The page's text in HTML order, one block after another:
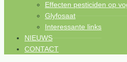
Effecten pesticiden op
Glyfosaat
Interessante links
NIEUWS
CONTACT